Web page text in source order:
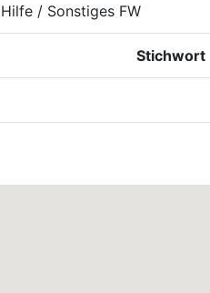
/ Sonstiges FW
Stichwort